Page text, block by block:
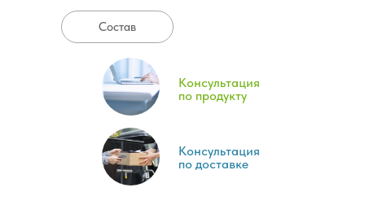
Консультация
по доставке
Консультация
по продукту
Состав